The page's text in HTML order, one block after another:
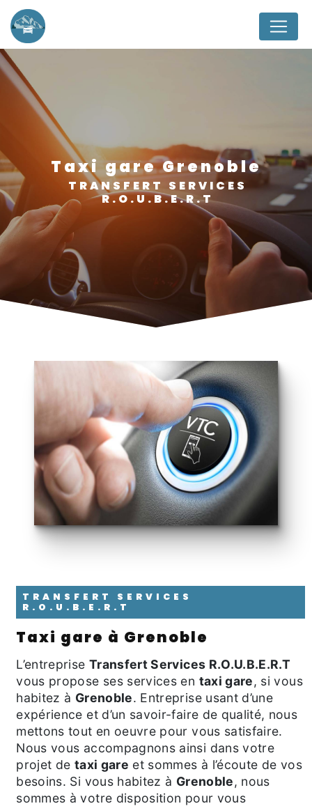
taxi gare Grenoble
TRANSFERT SERVICES
R.O.U.B.E.R.T
TRANSFERT SERVICES
R.O.U.B.E.R.T
taxi gare à Grenoble
L’entreprise Transfert Services R.O.U.B.E.R.T
vous propose ses services en taxi gare, si vous
habitez à Grenoble. Entreprise usant d’une
expérience et d’un savoir-faire de qualité, nous
mettons tout en oeuvre pour vous satisfaire.
Nous vous accompagnons ainsi dans votre
projet de taxi gare et sommes à l’écoute de vos
besoins. Si vous habitez à Grenoble, nous
sommes à votre disposition pour vous
Panneau de gestion des cookies